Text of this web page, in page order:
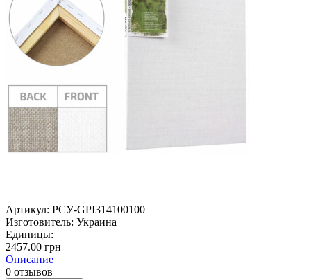
Артикул: РСУ-GPI314100100
Изготовитель: Украина
Единицы:
2457.00 грн
Описание
0 отзывов